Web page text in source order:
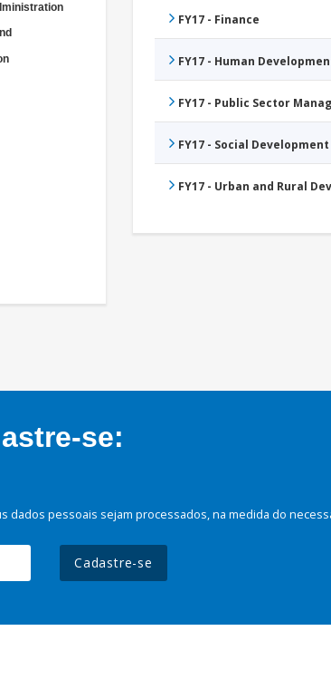
FY17 - Finance
FY17 - Human
FY17 - Public Sector
FY17 - Social
FY17 - Urban and Rural
se:
pessoais sejam processados, na medida do
Cadastre-se